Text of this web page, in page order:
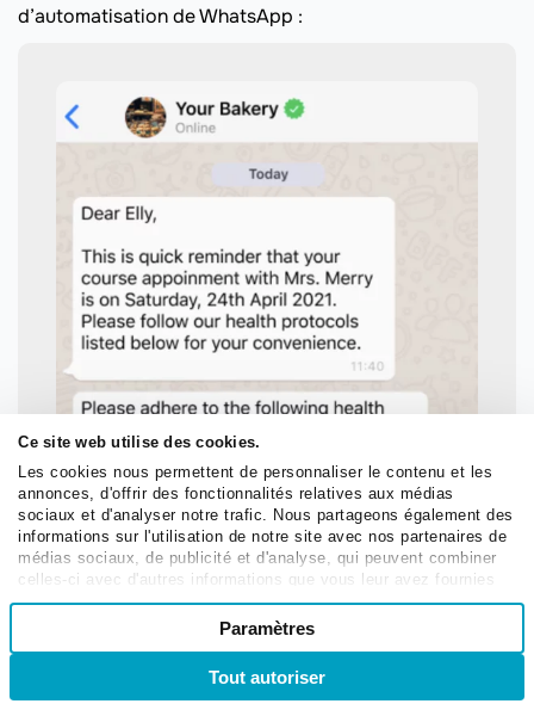
Ce site web utilise des cookies.
Les cookies nous permettent de personnaliser le contenu et les
annonces, d'offrir des fonctionnalités relatives aux médias
sociaux et d'analyser notre trafic. Nous partageons également des
informations sur l'utilisation de notre site avec nos partenaires de
médias sociaux, de publicité et d'analyse, qui peuvent combiner
celles-ci avec d'autres informations que vous leur avez fournies
ou qu'ils ont collectées lors de votre utilisation de leurs services.
Sélection
consentement
Préférences
Paramètres
Tout autoriser
d’automatisation de WhatsApp :